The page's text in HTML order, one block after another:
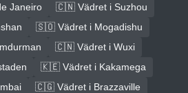
Janeiro
🇨🇳 Vädret i Suzhou
🇸🇴 Vädret i Mogadishu
🇨🇳 Vädret i Wuxi
🇰🇪 Vädret i Kakamega
🇨🇬 Vädret i Brazzaville